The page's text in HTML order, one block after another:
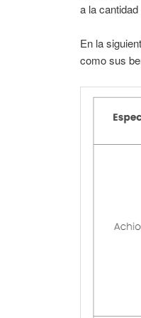
a la
En la
como sus